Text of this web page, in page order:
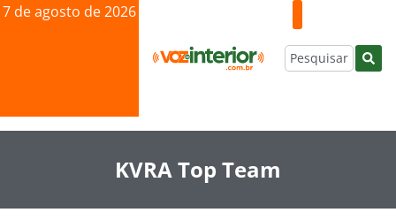
7 de agosto de 2026
KVRA Top Team